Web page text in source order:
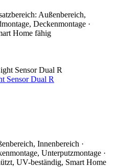
Außenbereich,
Deckenmontage ·
Home fähig
Sensor Dual R
Innenbereich ·
Unterputzmontage ·
UV-beständig, Smart Home